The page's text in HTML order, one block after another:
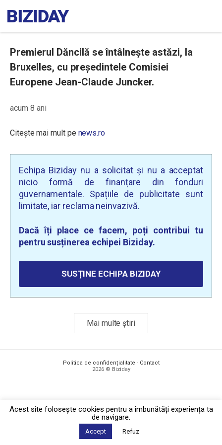
Premierul Dăncilă se întâlneşte astăzi, la
Bruxelles, cu preşedintele Comisiei
Europene Jean-Claude Juncker.
acum 8 ani
Citește mai mult pe news.ro
Echipa Biziday nu a solicitat și nu a acceptat
nicio formă de finanțare din fonduri
guvernamentale. Spațiile de publicitate sunt
limitate, iar reclama neinvazivă.
Dacă îți place ce facem, poți contribui tu
pentru susținerea echipei Biziday.
SUSȚINE ECHIPA BIZIDAY
Mai multe știri
Politica de confidențialitate · Contact
2026 © Biziday
Acest site foloseşte cookies pentru a îmbunătăți experiența ta
de navigare.
Accept Refuz